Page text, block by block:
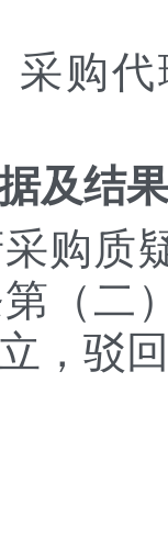
购代
及结果
质疑
（二
，驳